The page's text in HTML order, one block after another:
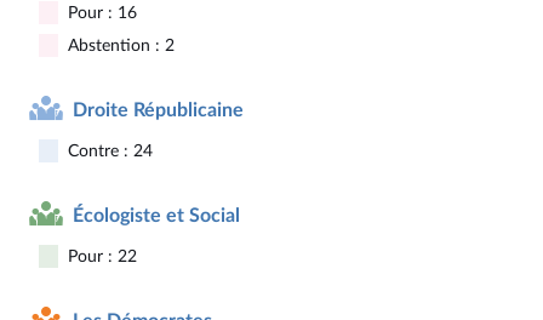
Pour : 16
Abstention : 2
Droite Républicaine
Contre : 24
Écologiste et Social
Pour : 22